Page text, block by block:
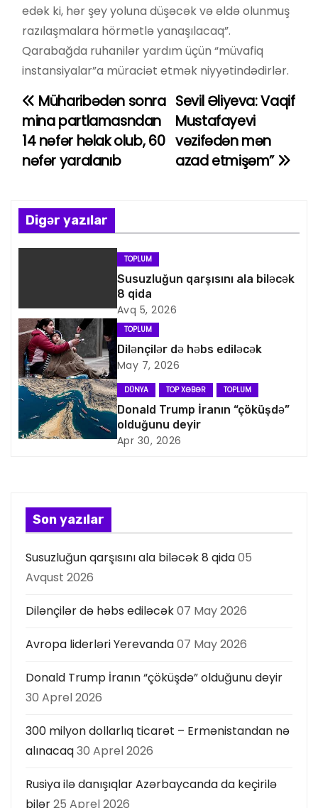
edək ki, hər şey yoluna düşəcək və əldə olunmuş
razılaşmalara hörmətlə yanaşılacaq”.
Qarabağda ruhanilər yardım üçün “müvafiq
instansiyalar”a müraciət etmək niyyətindədirlər.
Y
a
z
n
a
i
q
a
s
i
s
ı
Sevil Əliyeva: Vaqif
Mustafayevi
vəzifədən mən
azad etmişəm”
Müharibədən sonra
mina partlamasndan
14 nəfər həlak olub, 60
nəfər yaralanıb
Digər yazılar
TOPLUM
Susuzluğun qarşısını ala biləcək
8 qida
Avq 5, 2026
TOPLUM
Dilənçilər də həbs ediləcək
May 7, 2026
DÜNYA TOP XƏBƏR TOPLUM
Donald Trump İranın “çöküşdə”
olduğunu deyir
Apr 30, 2026
Son yazılar
Susuzluğun qarşısını ala biləcək 8 qida05
Avqust 2026
Dilənçilər də həbs ediləcək07 May 2026
Avropa liderləri Yerevanda07 May 2026
Donald Trump İranın “çöküşdə” olduğunu deyir
30 Aprel 2026
300 milyon dollarlıq ticarət – Ermənistandan nə
alınacaq30 Aprel 2026
Rusiya ilə danışıqlar Azərbaycanda da keçirilə
bilər25 Aprel 2026